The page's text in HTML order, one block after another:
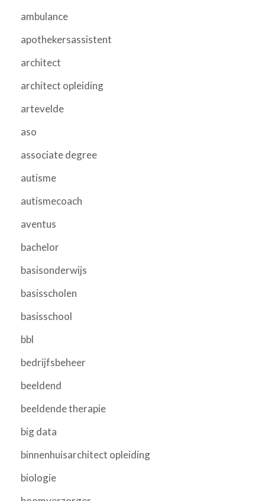
ambulance
apothekersassistent
architect
architect opleiding
artevelde
aso
associate degree
autisme
autismecoach
aventus
bachelor
basisonderwijs
basisscholen
basisschool
bbl
bedrijfsbeheer
beeldend
beeldende therapie
big data
binnenhuisarchitect opleiding
biologie